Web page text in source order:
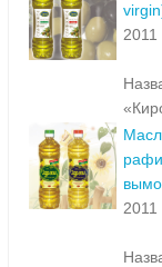
2011
2011